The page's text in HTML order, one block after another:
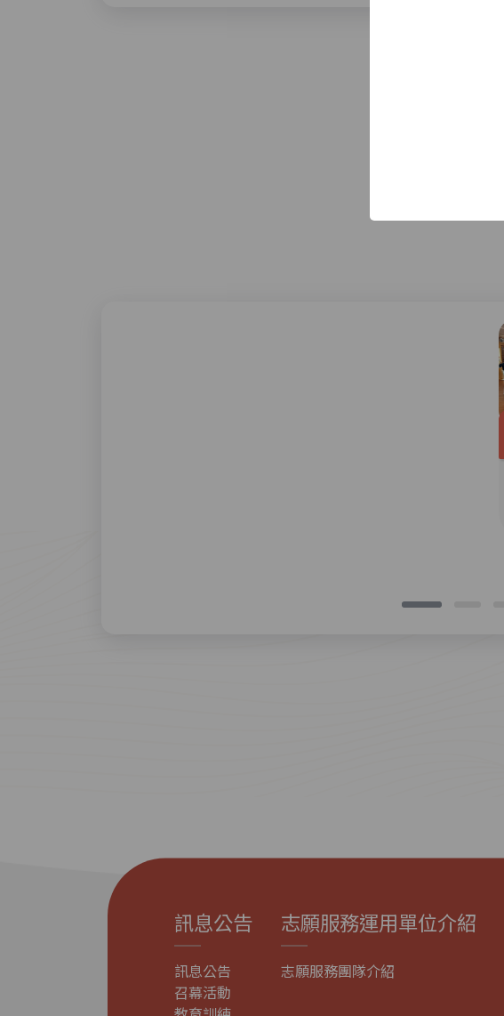
訊息公告
訊息公告
召幕活動
志願服務運用單位介紹
志願服務團隊介紹